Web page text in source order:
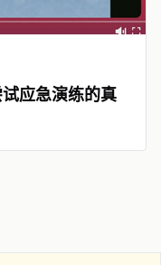
应急演练的真